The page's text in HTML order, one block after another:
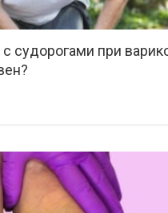
с судорогами при